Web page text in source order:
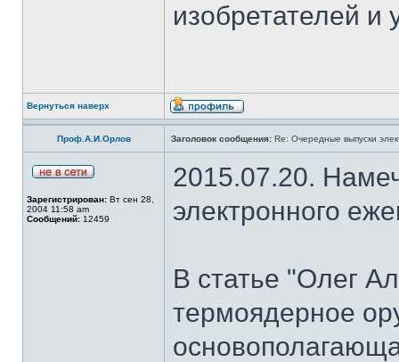
изобретателей и
Вернуться наверх
Проф.А.И.Орлов Заголовок сообщения: Re: Очередные выпуски
Зарегистрирован: Вт сен 28,
2004 11:58 am
Сообщений: 12459
2015.07.20.
электронного
В статье "Олег
термоядерное